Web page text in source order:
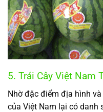
5. Trái Cây Việt Nam
Nhờ đặc điểm địa hình
của Việt Nam lại có danh